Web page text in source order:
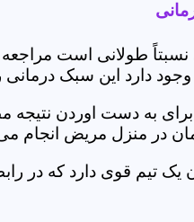
طولانی است
وجود دارد این سبک
به دست اوردن نتیجه
در منزل مریض انجام
تیم قوی دارد که در